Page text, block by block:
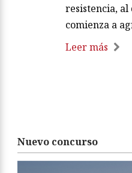
resistencia,
comienza a
Leer más
Nuevo concurso